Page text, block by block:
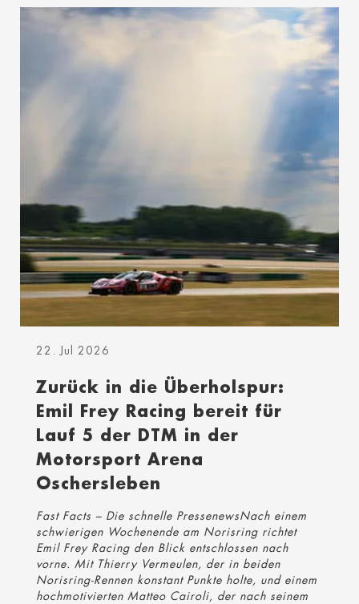
22. Jul 2026
Zurück in die Überholspur:
Emil Frey Racing bereit für
Lauf 5 der DTM in der
Motorsport Arena
Oschersleben
Fast Facts – Die schnelle PressenewsNach einem
schwierigen Wochenende am Norisring richtet
Emil Frey Racing den Blick entschlossen nach
vorne. Mit Thierry Vermeulen, der in beiden
Norisring-Rennen konstant Punkte holte, und einem
hochmotivierten Matteo Cairoli, der nach seinem